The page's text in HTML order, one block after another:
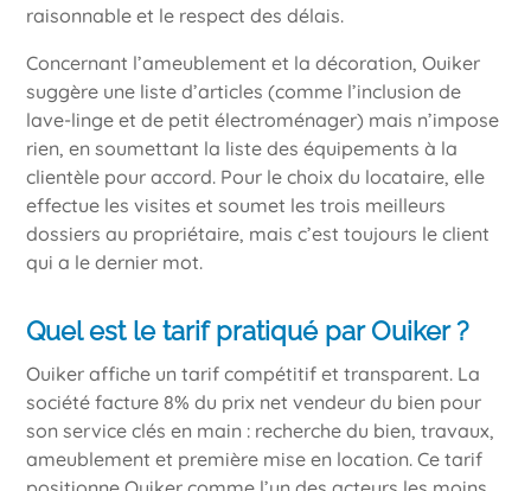
raisonnable et le respect des délais.
Concernant l’ameublement et la décoration, Ouiker
suggère une liste d’articles (comme l’inclusion de
lave-linge et de petit électroménager) mais n’impose
rien, en soumettant la liste des équipements à la
clientèle pour accord. Pour le choix du locataire, elle
effectue les visites et soumet les trois meilleurs
dossiers au propriétaire, mais c’est toujours le client
qui a le dernier mot.
Quel est le tarif pratiqué par Ouiker ?
Ouiker affiche un tarif compétitif et transparent. La
société facture 8% du prix net vendeur du bien pour
son service clés en main : recherche du bien, travaux,
ameublement et première mise en location. Ce tarif